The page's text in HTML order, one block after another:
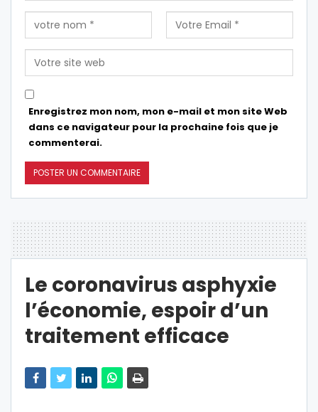
Enregistrez mon nom, mon e-mail et mon site Web
dans ce navigateur pour la prochaine fois que je
commenterai.
Le coronavirus asphyxie
l’économie, espoir d’un
traitement efficace